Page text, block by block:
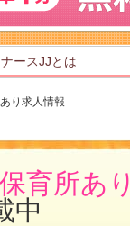
ナースJJとは
り求人情報
保育所あり
中